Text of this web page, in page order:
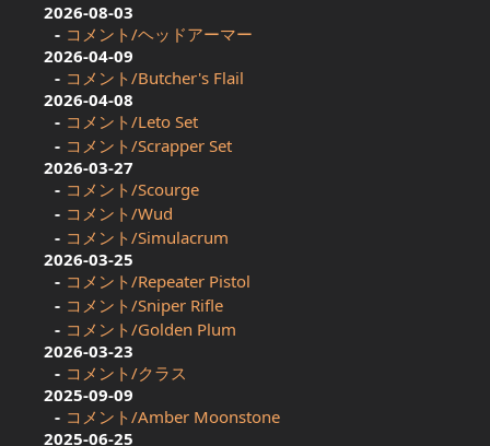
2026-08-03
コメント/ヘッドアーマー
2026-04-09
コメント/Butcher's Flail
2026-04-08
コメント/Leto Set
コメント/Scrapper Set
2026-03-27
コメント/Scourge
コメント/Wud
コメント/Simulacrum
2026-03-25
コメント/Repeater Pistol
コメント/Sniper Rifle
コメント/Golden Plum
2026-03-23
コメント/クラス
2025-09-09
コメント/Amber Moonstone
2025-06-25